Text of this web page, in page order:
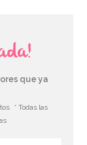
que ya
* Todas las